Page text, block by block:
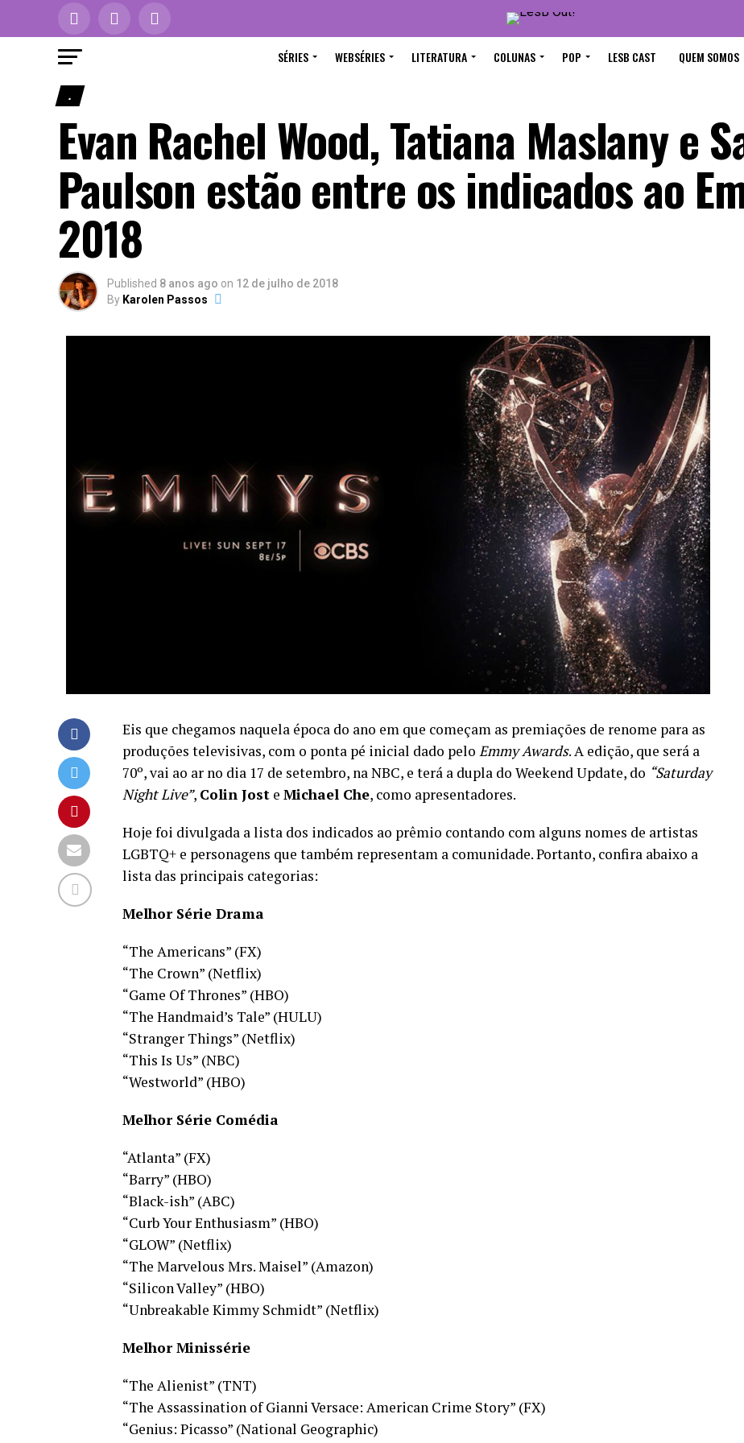
SÉRIES WEBSÉRIES LITERATURA COLUNAS POP LESB CAST QUEM SOMOS
.
Evan Rachel Wood, Tatiana Maslany e
Paulson estão entre os indicados ao
2018
Published 8 anos ago on 12 de julho de 2018
By Karolen Passos
Eis que chegamos naquela época do ano em que começam as premiações de renome para as
produções televisivas, com o ponta pé inicial dado pelo Emmy Awards. A edição, que será a
70º, vai ao ar no dia 17 de setembro, na NBC, e terá a dupla do Weekend Update, do “Saturday
Night Live”, Colin Jost e Michael Che, como apresentadores.
Hoje foi divulgada a lista dos indicados ao prêmio contando com alguns nomes de artistas
LGBTQ+ e personagens que também representam a comunidade. Portanto, confira abaixo a
lista das principais categorias:
Melhor Série Drama
“The Americans” (FX)
“The Crown” (Netflix)
“Game Of Thrones” (HBO)
“The Handmaid’s Tale” (HULU)
“Stranger Things” (Netflix)
“This Is Us” (NBC)
“Westworld” (HBO)
Melhor Série Comédia
“Atlanta” (FX)
“Barry” (HBO)
“Black-ish” (ABC)
“Curb Your Enthusiasm” (HBO)
“GLOW” (Netflix)
“The Marvelous Mrs. Maisel” (Amazon)
“Silicon Valley” (HBO)
“Unbreakable Kimmy Schmidt” (Netflix)
Melhor Minissérie
“The Alienist” (TNT)
“The Assassination of Gianni Versace: American Crime Story” (FX)
“Genius: Picasso” (National Geographic)